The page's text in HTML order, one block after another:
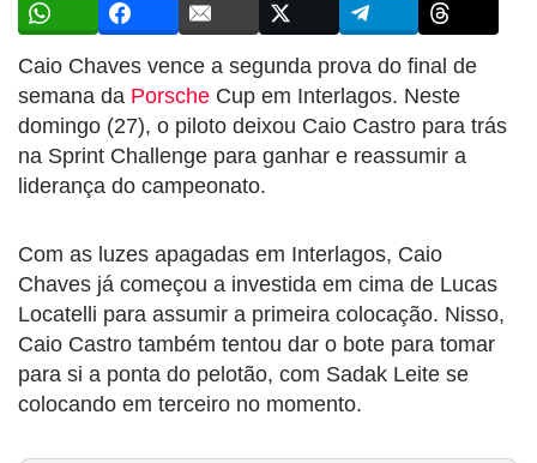
Caio Chaves vence a segunda prova do final de
semana da Porsche Cup em Interlagos. Neste
domingo (27), o piloto deixou Caio Castro para trás
na Sprint Challenge para ganhar e reassumir a
liderança do campeonato.
Com as luzes apagadas em Interlagos, Caio
Chaves já começou a investida em cima de Lucas
Locatelli para assumir a primeira colocação. Nisso,
Caio Castro também tentou dar o bote para tomar
para si a ponta do pelotão, com Sadak Leite se
colocando em terceiro no momento.